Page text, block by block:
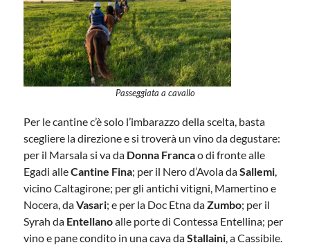
Passeggiata a cavallo
Per le cantine c’è solo l’imbarazzo della scelta, basta
scegliere la direzione e si troverà un vino da degustare:
per il Marsala si va da Donna Francao di fronte alle
Egadi alleCantine Fina; per il Nero d’Avola daSallemi,
vicino Caltagirone; per gli antichi vitigni, Mamertino e
Nocera, daVasari; e per la Doc Etna daZumbo; per il
Syrah da Entellanoalle porte di Contessa Entellina; per
vino e pane condito in una cava daStallaini, a Cassibile.